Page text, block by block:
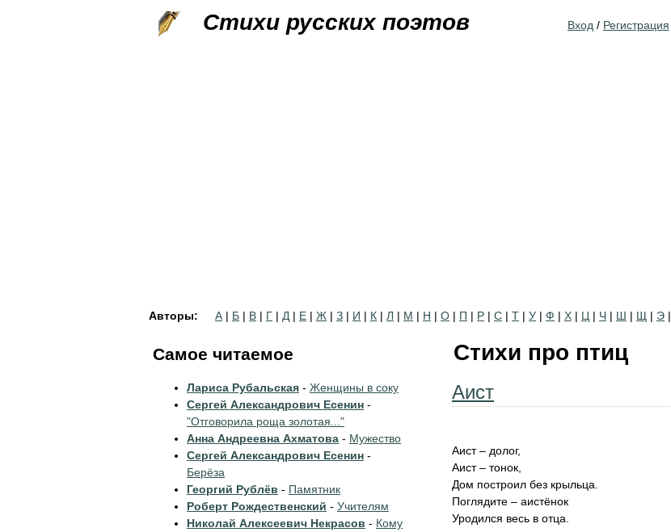
Стихи русских поэтов Вход / Регистрация
Авторы: А | Б | В | Г | Д | Е | Ж | З | И | К | Л | М | Н | О | П | Р | С | Т | У | Ф | Х | Ц | Ч | Ш | Щ | Э |
Стихи про птиц
Аист
Аист – долог,
Аист – тонок,
Дом построил без крыльца.
Поглядите – аистёнок
Уродился весь в отца.
Самое читаемое
Лариса Рубальская - Женщины в соку
Сергей Александрович Есенин -
"Отговорила роща золотая..."
Анна Андреевна Ахматова - Мужество
Сергей Александрович Есенин -
Берёза
Георгий Рублёв - Памятник
Роберт Рождественский - Учителям
Николай Алексеевич Некрасов - Кому